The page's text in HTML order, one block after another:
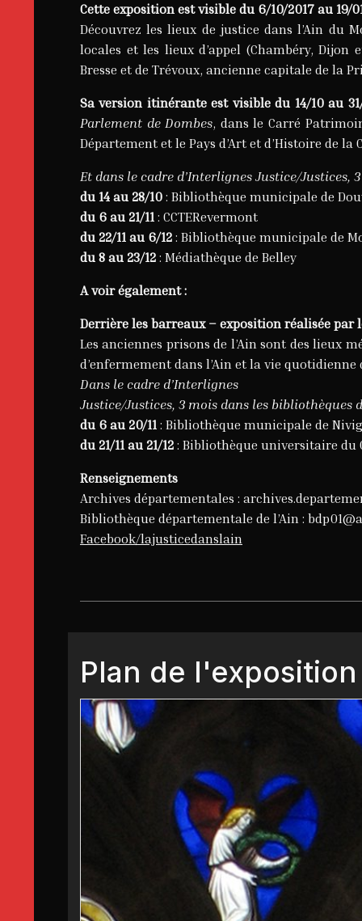
Cette exposition est visible du 6/10/2017 au 19/
Découvrez les lieux de justice dans l’Ain du
locales et les lieux d’appel (Chambéry,
Bresse et de Trévoux, ancienne capitale de la
Sa version itinérante est visibledu 14/10 au
Parlement de Dombes, dans le Carré
Département et le Pays d’Art et d’Histoire de
Et dans le cadre d’Interlignes Justice/Justices,
du 14 au 28/10 : Bibliothèque municipale de
du 6 au 21/11 : CCTERevermont
du 22/11 au 6/12 : Bibliothèque municipale de
du 8 au 23/12 : Médiathèque de Belley
A voir également :
Derrière les barreaux – exposition réalisée par
Les anciennes prisons de l’Ain sont des lieux
d’enfermement dans l’Ain et la vie
Dans le cadre d’Interlignes
Justice/Justices, 3 mois dans les bibliothèques
du 6 au 20/11 : Bibliothèque municipale de
du 21/11 au 21/12 : Bibliothèque universitaire du
Renseignements
Archives départementales :
Bibliothèque départementale de l’Ain :
Facebook/lajusticedanslain
Plan de l'exposition